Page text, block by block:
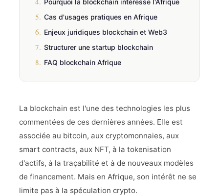
Pourquoi la blockchain intéresse l'Afrique
5. Cas d'usages pratiques en Afrique
6. Enjeux juridiques blockchain et Web3
7. Structurer une startup blockchain
8. FAQ blockchain Afrique
La blockchain est l'une des technologies les plus
commentées de ces dernières années. Elle est
associée au bitcoin, aux cryptomonnaies, aux
smart contracts, aux NFT, à la tokenisation
d'actifs, à la traçabilité et à de nouveaux modèles
de financement. Mais en Afrique, son intérêt ne se
limite pas à la spéculation crypto.